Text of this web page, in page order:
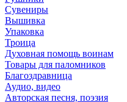
Сувениры
Вышивка
Упаковка
Троица
Духовная помощь воинам
Товары для паломников
Благоздравница
Аудио, видео
Авторская песня, поэзия